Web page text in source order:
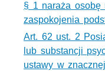
§ 1 naraża osobę
zaspokojenia
Art. 62 ust. 2
lub substancji
ustawy w